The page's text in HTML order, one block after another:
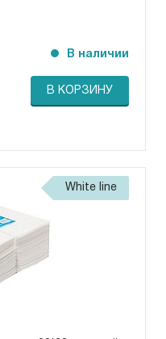
В наличии
В КОРЗИНУ
White line